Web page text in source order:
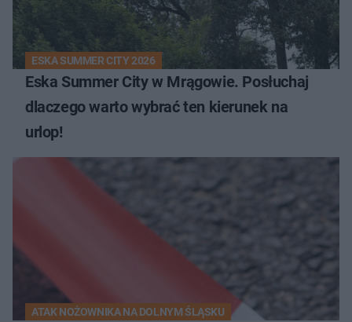
ESKA SUMMER CITY 2026
Eska Summer City w Mrągowie. Posłuchaj
dlaczego warto wybrać ten kierunek na
urlop!
ATAK NOŻOWNIKA NA DOLNYM ŚLĄSKU